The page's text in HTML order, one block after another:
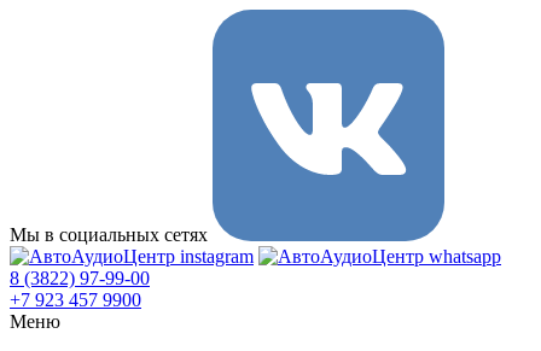
Мы в социальных сетях
8 (3822) 97-99-00
+7 923 457 9900
Меню